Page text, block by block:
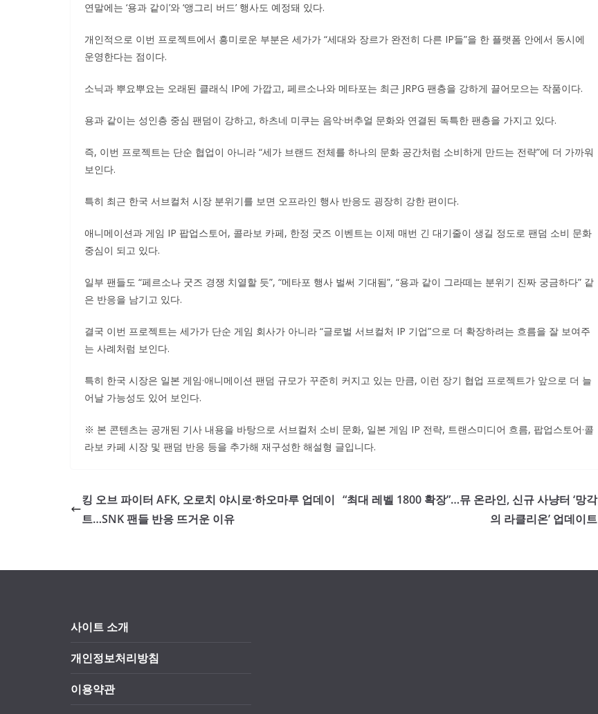
연말에는 ‘용과 같이’와 ‘앵그리 버드’ 행사도 예정돼 있다.
개인적으로 이번 프로젝트에서 흥미로운 부분은 세가가 “세대와 장르가 완전히 다른 IP들”을 한 플랫폼 안에서 동시에
운영한다는 점이다.
소닉과 뿌요뿌요는 오래된 클래식 IP에 가깝고, 페르소나와 메타포는 최근 JRPG 팬층을 강하게 끌어모으는 작품이다.
용과 같이는 성인층 중심 팬덤이 강하고, 하츠네 미쿠는 음악·버추얼 문화와 연결된 독특한 팬층을 가지고 있다.
즉, 이번 프로젝트는 단순 협업이 아니라 “세가 브랜드 전체를 하나의 문화 공간처럼 소비하게 만드는 전략”에 더 가까워
보인다.
특히 최근 한국 서브컬처 시장 분위기를 보면 오프라인 행사 반응도 굉장히 강한 편이다.
애니메이션과 게임 IP 팝업스토어, 콜라보 카페, 한정 굿즈 이벤트는 이제 매번 긴 대기줄이 생길 정도로 팬덤 소비 문화
중심이 되고 있다.
일부 팬들도 “페르소나 굿즈 경쟁 치열할 듯”, “메타포 행사 벌써 기대됨”, “용과 같이 그라떼는 분위기 진짜 궁금하다” 같
은 반응을 남기고 있다.
결국 이번 프로젝트는 세가가 단순 게임 회사가 아니라 “글로벌 서브컬처 IP 기업”으로 더 확장하려는 흐름을 잘 보여주
는 사례처럼 보인다.
특히 한국 시장은 일본 게임·애니메이션 팬덤 규모가 꾸준히 커지고 있는 만큼, 이런 장기 협업 프로젝트가 앞으로 더 늘
어날 가능성도 있어 보인다.
※ 본 콘텐츠는 공개된 기사 내용을 바탕으로 서브컬처 소비 문화, 일본 게임 IP 전략, 트랜스미디어 흐름, 팝업스토어·콜
라보 카페 시장 및 팬덤 반응 등을 추가해 재구성한 해설형 글입니다.
킹 오브 파이터 AFK, 오로치 야시로·하오마루 업데이
트…SNK 팬들 반응 뜨거운 이유
“최대 레벨 1800 확장”…뮤 온라인, 신규 사냥터 ‘망각
의 라클리온’ 업데이트
사이트 소개
개인정보처리방침
이용약관